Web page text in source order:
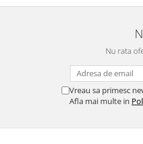
Nu rata
Vreau sa primesc
Afla mai multe in